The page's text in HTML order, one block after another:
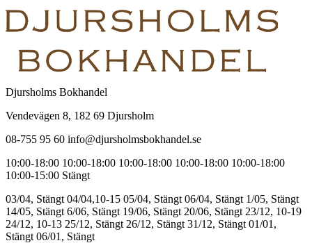
Djursholms Bokhandel
Vendevägen 8, 182 69 Djursholm
08-755 95 60 info@djursholmsbokhandel.se
10:00-18:00 10:00-18:00 10:00-18:00 10:00-18:00 10:00-18:00
10:00-15:00 Stängt
03/04, Stängt 04/04,10-15 05/04, Stängt 06/04, Stängt 1/05, Stängt
14/05, Stängt 6/06, Stängt 19/06, Stängt 20/06, Stängt 23/12, 10-19
24/12, 10-13 25/12, Stängt 26/12, Stängt 31/12, Stängt 01/01,
Stängt 06/01, Stängt